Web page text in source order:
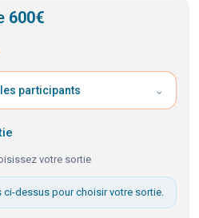
600€
participants ⌄
votre sortie
dessus pour choisir votre sortie.